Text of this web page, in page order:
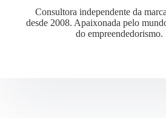
Consultora independente da
desde 2008. Apaixonada pelo
do empreendedorismo.